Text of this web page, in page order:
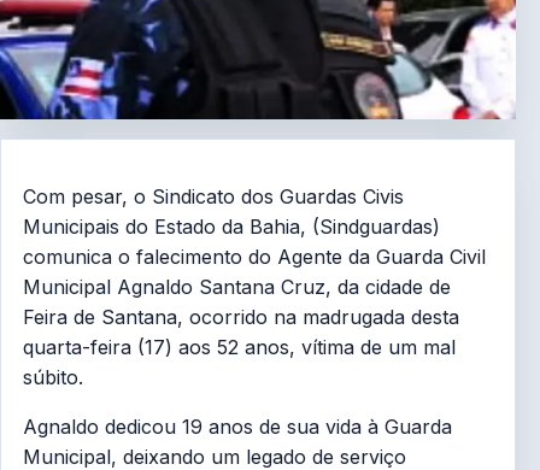
Com pesar, o Sindicato dos Guardas Civis
Municipais do Estado da Bahia, (Sindguardas)
comunica o falecimento do Agente da Guarda Civil
Municipal Agnaldo Santana Cruz, da cidade de
Feira de Santana, ocorrido na madrugada desta
quarta-feira (17) aos 52 anos, vítima de um mal
súbito.
Agnaldo dedicou 19 anos de sua vida à Guarda
Municipal, deixando um legado de serviço